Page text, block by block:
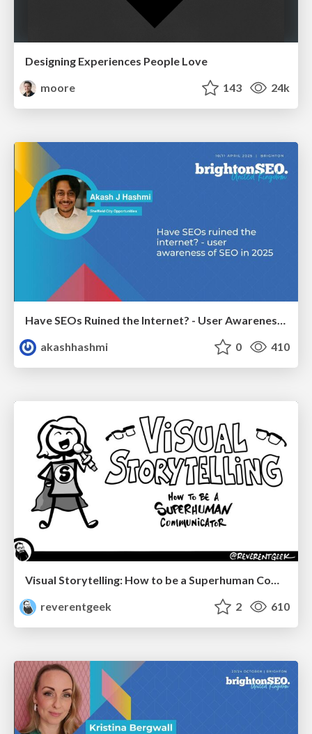
Designing Experiences People Love
moore
143 24k
Have SEOs Ruined the Internet? - User Awareness of SEO in 2025
akashhashmi
0 410
reverentgeek
2 610